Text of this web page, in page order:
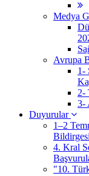
Medya
Avrupa
1-
2-
3-
Duyurular
1–2
4. Kral
"10.